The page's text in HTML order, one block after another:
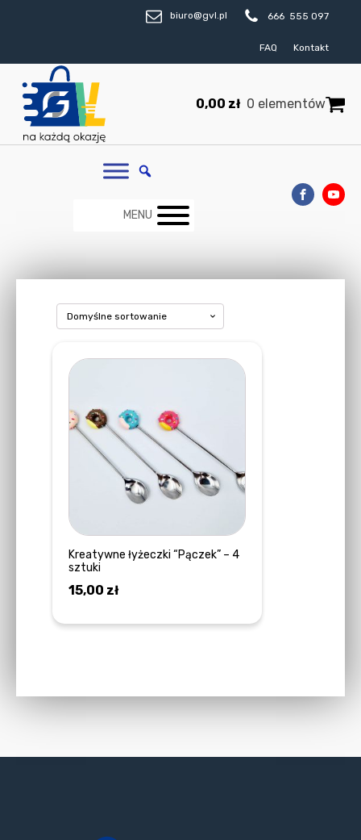
biuro@gvl.pl 666 555 097
FAQ Kontakt
0,00 zł 0 elementów
MENU
Kreatywne łyżeczki “Pączek” – 4
sztuki
15,00 zł